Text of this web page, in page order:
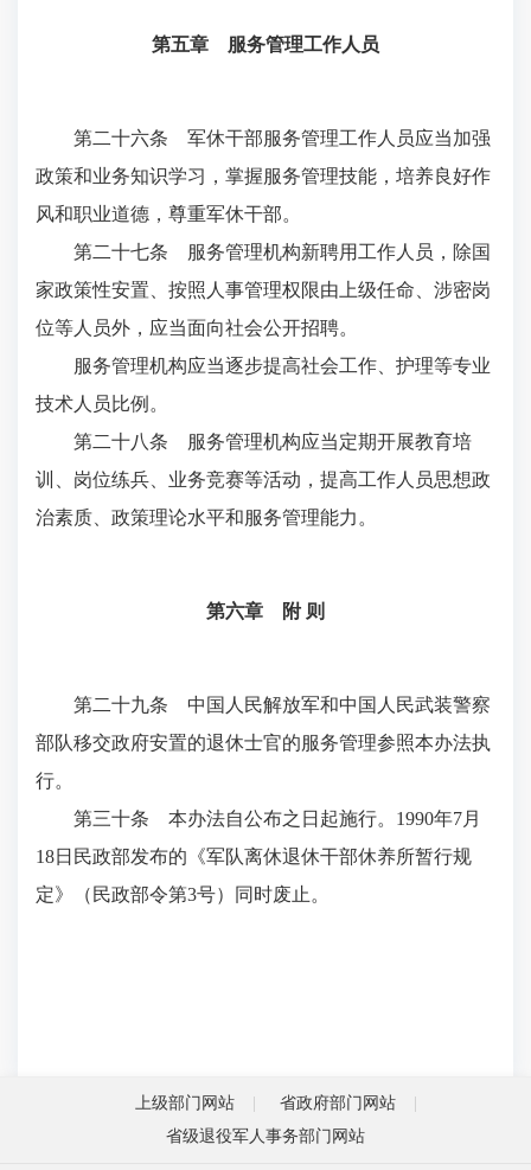
第五章 服务管理工作人员
第二十六条 军休干部服务管理工作人员应当加强
政策和业务知识学习，掌握服务管理技能，培养良好作
风和职业道德，尊重军休干部。
第二十七条 服务管理机构新聘用工作人员，除国
家政策性安置、按照人事管理权限由上级任命、涉密岗
位等人员外，应当面向社会公开招聘。
服务管理机构应当逐步提高社会工作、护理等专业
技术人员比例。
第二十八条 服务管理机构应当定期开展教育培
训、岗位练兵、业务竞赛等活动，提高工作人员思想政
治素质、政策理论水平和服务管理能力。
第六章 附 则
第二十九条 中国人民解放军和中国人民武装警察
部队移交政府安置的退休士官的服务管理参照本办法执
行。
第三十条 本办法自公布之日起施行。1990年7月
18日民政部发布的《军队离休退休干部休养所暂行规
定》（民政部令第3号）同时废止。
上级部门网站
省政府部门网站
省级退役军人事务部门网站